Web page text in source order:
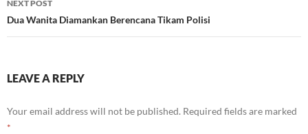
NEXT POST
Dua Wanita Diamankan Berencana Tikam Polisi
LEAVE A REPLY
Your email address will not be published. Required fields are marked
*